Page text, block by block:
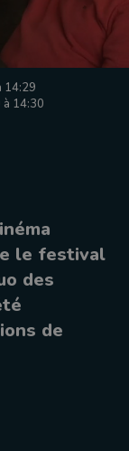
14:29
14:30
le festival
des
de